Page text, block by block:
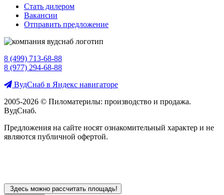
Стать дилером
Вакансии
Отправить предложение
8 (499) 713-68-88
8 (977) 294-68-88
ВудСнаб в Яндекс навигаторе
2005-2026 © Пиломатерилы: производство и продажа.
ВудСнаб.
Предложения на сайте носят ознакомительный характер и не
являются публичной офертой.
Здесь можно рассчитать площадь!